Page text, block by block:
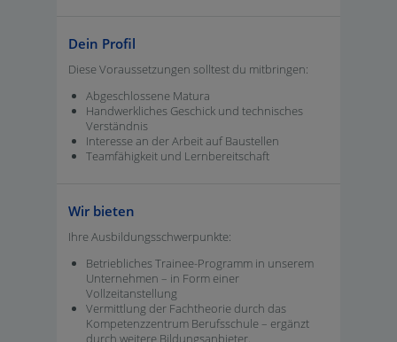
Dein Profil
Diese Voraussetzungen solltest du mitbringen:
Abgeschlossene Matura
Handwerkliches Geschick und technisches
Verständnis
Interesse an der Arbeit auf Baustellen
Teamfähigkeit und Lernbereitschaft
Wir bieten
Ihre Ausbildungsschwerpunkte:
Betriebliches Trainee-Programm in unserem
Unternehmen – in Form einer
Vollzeitanstellung
Vermittlung der Fachtheorie durch das
Kompetenzzentrum Berufsschule – ergänzt
durch weitere Bildungsanbieter.